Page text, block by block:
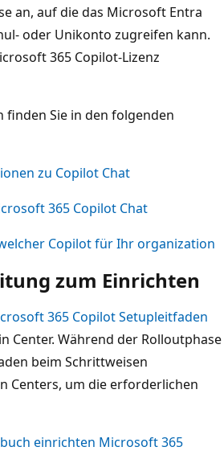
an, auf die das Microsoft Entra
oder Unikonto zugreifen kann.
365 Copilot-Lizenz
Sie in den folgenden
zu Copilot Chat
365 Copilot Chat
Copilot für Ihr organization
zum Einrichten
365 Copilot Setupleitfaden
Center. Während der Rolloutphase
beim Schrittweisen
Centers, um die erforderlichen
einrichten Microsoft 365